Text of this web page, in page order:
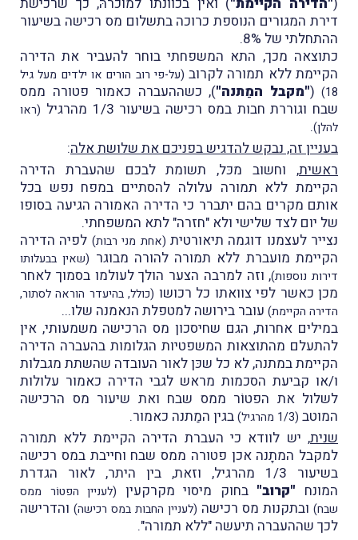
דירת המגורים הנוספת כרוכה בתשלום מס רכישה בשיעור
ההתחלתי של 8%.
כתוצאה מכך, התא המשפחתי בוחר להעביר את הדירה
הקיימת ללא תמורה לקרוב (על-פי רוב הורים או ילדים מעל גיל
18)
("מקבל המַתנה"), כשההעברה כאמור פטורה ממס
שבח וגוררת חבות במס רכישה בשיעור 1/3 מהרגיל
(ראו
להלן).
בעניין זה, נבקש להדגיש בפניכם את שלושת אלה:
ראשית, וחשוב מכּל, תשומת לבכם שהעברת הדירה
הקיימת ללא תמורה עלולה להסתיים במפח נפש בכל
אותם מקרים בהם יתברר כי הדירה האמורה הגיעה בסופו
של יום לצד שלישי ולא "חזרה" לתא המשפחתי.
נצייר לעצמנו דוגמה תיאורטית (אחת מני רבות) לפיה הדירה
הקיימת מועברת ללא תמורה להורה מבוגר (שאין בבעלותו
דירות נוספות), וזה למרבה הצער הולך לעולמו בסמוך לאחר
מכן כאשר לפי צוואתו כל רכושו (כולל, בהיעדר הוראה לסתור,
הדירה הקיימת) עובר בירושה למטפלת הנאמנה שלו...
במילים אחרות, הגם שחיסכון מס הרכישה משמעותי, אין
להתעלם מהתוצאות המשפטיות הגלומות בהעברה הדירה
הקיימת במתנה, לא כל שכּן לאור העובדה שהשתת מגבלות
ו/או קביעת הסכמות מראש לגבי הדירה כאמור עלולות
לשלול את הפטוֹר ממס שבח ואת שיעור מס הרכישה
המוטב (1/3 מהרגיל)
בגין המַתנה כאמור.
שנית, יש לוודא כי העברת הדירה הקיימת ללא תמורה
למקבל המתָנה אכן פטורה ממס שבח וחייבת במס רכישה
בשיעור 1/3 מהרגיל, וזאת, בין היתר, לאור הגדרת
המונח "קרוב" בחוק מיסוי מקרקעין (לעניין הפטוֹר ממס
שבח) ובתקנות מס רכישה (לעניין החבות במס רכישה) והדרישה
לכך שההעברה תיעשה "ללא תמורה".